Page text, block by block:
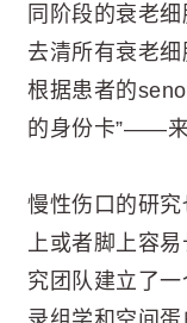
同阶段的衰老
去清所有衰老
根据患者的
的身份卡”——来
慢性伤口的研
上或者脚上容
究团队建立了